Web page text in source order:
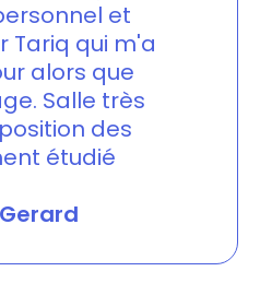
et
qui m'a
alors que
Salle très
des
étudié